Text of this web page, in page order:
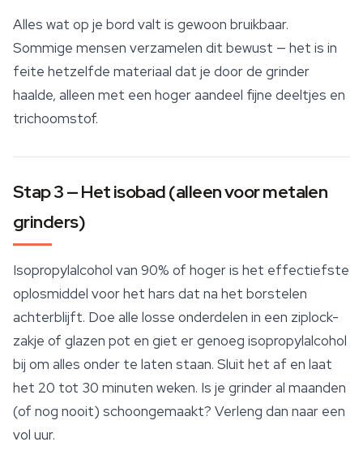
Alles wat op je bord valt is gewoon bruikbaar.
Sommige mensen verzamelen dit bewust — het is in
feite hetzelfde materiaal dat je door de grinder
haalde, alleen met een hoger aandeel fijne deeltjes en
trichoomstof.
Stap 3 — Het isobad (alleen voor metalen
grinders)
Isopropylalcohol van 90% of hoger is het effectiefste
oplosmiddel voor het hars dat na het borstelen
achterblijft. Doe alle losse onderdelen in een ziplock-
zakje of glazen pot en giet er genoeg isopropylalcohol
bij om alles onder te laten staan. Sluit het af en laat
het 20 tot 30 minuten weken. Is je grinder al maanden
(of nog nooit) schoongemaakt? Verleng dan naar een
vol uur.